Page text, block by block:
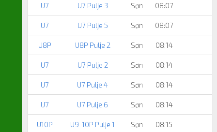
U7 U7 Pulje 3 Søn 08:07
U7 U7 Pulje 5 Søn 08:07
U8P U8P Pulje 2 Søn 08:14
U7 U7 Pulje 2 Søn 08:14
U7 U7 Pulje 4 Søn 08:14
U7 U7 Pulje 6 Søn 08:14
U10P U9-10P Pulje 1 Søn 08:15